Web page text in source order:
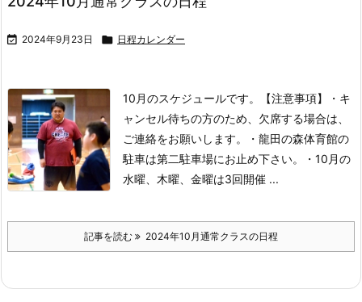
 2024年9月23日  日程カレンダー
10月のスケジュールです。 【注意事項】
・キ
ャンセル待ちの方のため、欠席する場合は、
ご連絡をお願いします。
・龍田の森体育館の
駐車は第二駐車場にお止め下さい。
・10月の
水曜、木曜、金曜は3回開催 ...
記事を読む 2024年10月通常クラスの日程